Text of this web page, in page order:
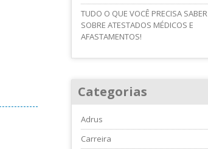
TUDO O QUE VOCÊ PRECISA SABER
SOBRE ATESTADOS MÉDICOS E
AFASTAMENTOS!
Categorias
Adrus
Carreira